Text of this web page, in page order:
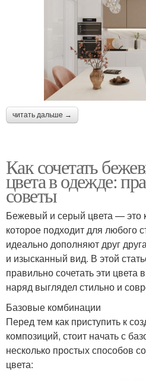
читать дальше →
Как сочетать
цвета в одежде:
советы
Бежевый и серый цвета — это
которое подходит для любого
идеально дополняют друг
и изысканный вид. В этой
правильно сочетать эти
наряд выглядел стильно и
Базовые комбинации
Перед тем как приступить к
композиций, стоит начать с
несколько простых способов
цвета: